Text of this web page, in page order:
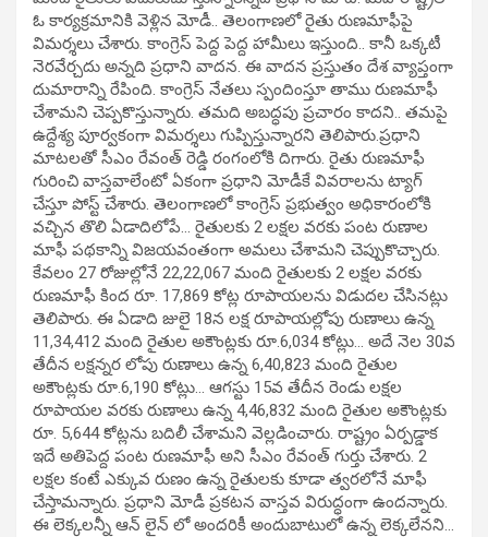
ఓ కార్యక్రమానికి వెళ్లిన మోడీ.. తెలంగాణలో రైతు రుణమాఫీపై
విమర్శలు చేశారు. కాంగ్రెస్ పెద్ద పెద్ద హామీలు ఇస్తుంది.. కానీ ఒక్కటీ
నెరవేర్చదు అన్నది ప్రధాని వాదన. ఈ వాదన ప్రస్తుతం దేశ వ్యాప్తంగా
దుమారాన్ని రేపింది. కాంగ్రెస్ నేతలు స్పందింస్తూ తాము రుణమాఫీ
చేశామని చెప్పకొస్తున్నారు. తమది అబద్ధపు ప్రచారం కాదని.. తమపై
ఉద్దేశ్య పూర్వకంగా విమర్శలు గుప్పిస్తున్నారని తెలిపారు.ప్రధాని
మాటలతో సీఎం రేవంత్ రెడ్డి రంగంలోకి దిగారు. రైతు రుణమాఫీ
గురించి వాస్తవాలేంటో ఏకంగా ప్రధాని మోడీకే వివరాలను ట్యాగ్
చేస్తూ పోస్ట్ చేశారు. తెలంగాణలో కాంగ్రెస్‌ ప్రభుత్వం అధికారంలోకి
వచ్చిన తొలి ఏడాదిలోపే… రైతులకు 2 లక్షల వరకు పంట రుణాల
మాఫీ పథకాన్ని విజయవంతంగా అమలు చేశామని చెప్పుకొచ్చారు.
కేవలం 27 రోజుల్లోనే 22,22,067 మంది రైతులకు 2 లక్షల వరకు
రుణమాఫీ కింద రూ. 17,869 కోట్ల రూపాయలను విడుదల చేసినట్లు
తెలిపారు. ఈ ఏడాది జులై 18న లక్ష రూపాయల్లోపు రుణాలు ఉన్న
11,34,412 మంది రైతుల అకౌంట్లకు రూ.6,034 కోట్లు… అదే నెల 30వ
తేదీన లక్షన్నర లోపు రుణాలు ఉన్న 6,40,823 మంది రైతుల
అకౌంట్లకు రూ.6,190 కోట్లు… ఆగస్టు 15వ తేదీన రెండు లక్షల
రూపాయల వరకు రుణాలు ఉన్న 4,46,832 మంది రైతుల అకౌంట్లకు
రూ. 5,644 కోట్లను బదిలీ చేశామని వెల్లడించారు. రాష్ట్రం ఏర్పడ్డాక
ఇదే అతిపెద్ద పంట రుణమాఫీ అని సీఎం రేవంత్ గుర్తు చేశారు. 2
లక్షల కంటే ఎక్కువ రుణం ఉన్న రైతులకు కూడా త్వరలోనే మాఫీ
చేస్తామన్నారు. ప్రధాని మోడీ ప్రకటన వాస్తవ విరుద్ధంగా ఉందన్నారు.
ఈ లెక్కలన్నీ ఆన్ లైన్ లో అందరికీ అందుబాటులో ఉన్న లెక్కలేనని…